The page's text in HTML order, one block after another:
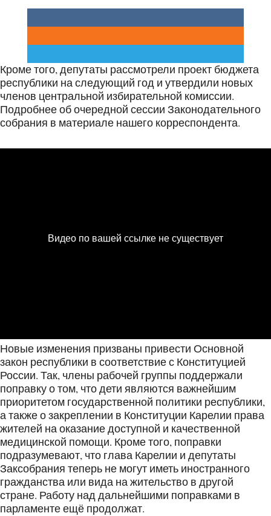
Кроме того, депутаты рассмотрели проект бюджета
республики на следующий год и утвердили новых
членов центральной избирательной комиссии.
Подробнее об очередной сессии Законодательного
собрания в материале нашего корреспондента.
Новые изменения призваны привести Основной
закон республики в соответствие с Конституцией
России. Так, члены рабочей группы поддержали
поправку о том, что дети являются важнейшим
приоритетом государственной политики республики,
а также о закреплении в Конституции Карелии права
жителей на оказание доступной и качественной
медицинской помощи. Кроме того, поправки
подразумевают, что глава Карелии и депутаты
Заксобрания теперь не могут иметь иностранного
гражданства или вида на жительство в другой
стране. Работу над дальнейшими поправками в
парламенте ещё продолжат.